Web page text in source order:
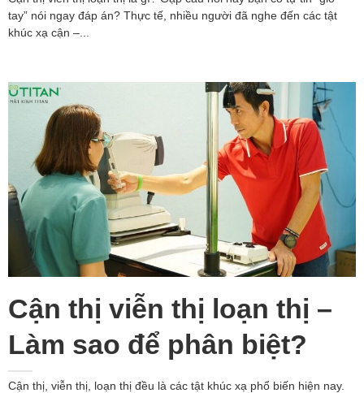
tay” nói ngay đáp án? Thực tế, nhiều người đã nghe đến các tật
khúc xạ cận –...
Cận thị viễn thị loạn thị –
Làm sao để phân biệt?
Cận thị, viễn thị, loạn thị đều là các tật khúc xạ phổ biến hiện nay.